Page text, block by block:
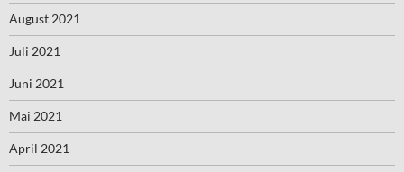
August 2021
Juli 2021
Juni 2021
Mai 2021
April 2021